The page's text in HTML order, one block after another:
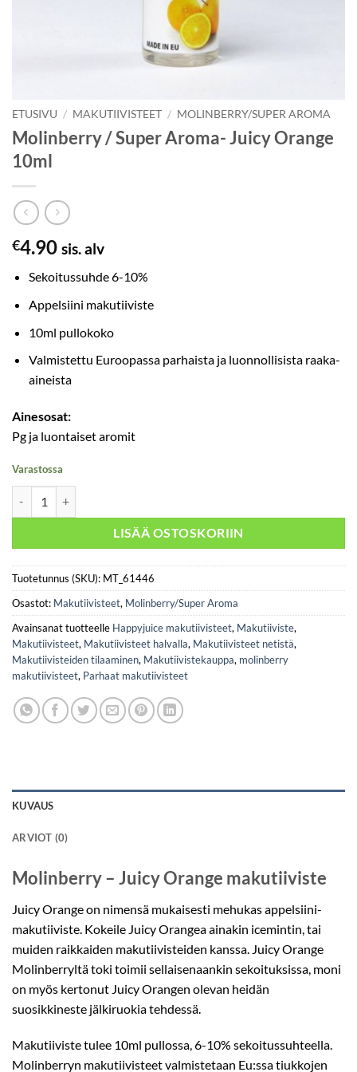
ETUSIVU / MAKUTIIVISTEET / MOLINBERRY/SUPER AROMA
Molinberry / Super Aroma- Juicy Orange
10ml
€4.90 sis. alv
Sekoitussuhde 6-10%
Appelsiini makutiiviste
10ml pullokoko
Valmistettu Euroopassa parhaista ja luonnollisista raaka-
aineista
Ainesosat:
Pg ja luontaiset aromit
Varastossa
LISÄÄ OSTOSKORIIN
Tuotetunnus (SKU): MT_61446
Osastot: Makutiivisteet, Molinberry/Super Aroma
Avainsanat tuotteelle Happyjuice makutiivisteet, Makutiiviste,
Makutiivisteet, Makutiivisteet halvalla, Makutiivisteet netistä,
Makutiivisteiden tilaaminen, Makutiivistekauppa, molinberry
makutiivisteet, Parhaat makutiivisteet
KUVAUS
ARVIOT (0)
Molinberry – Juicy Orange makutiiviste
Juicy Orange on nimensä mukaisesti mehukas appelsiini-
makutiiviste. Kokeile Juicy Orangea ainakin icemintin, tai
muiden raikkaiden makutiivisteiden kanssa. Juicy Orange
Molinberryltä toki toimii sellaisenaankin sekoituksissa, moni
on myös kertonut Juicy Orangen olevan heidän
suosikkineste jälkiruokia tehdessä.
Makutiiviste tulee 10ml pullossa, 6-10% sekoitussuhteella.
Molinberryn makutiivisteet valmistetaan Eu:ssa tiukkojen